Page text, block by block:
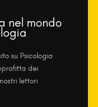
nel mondo
su Psicologia
dei
lettori